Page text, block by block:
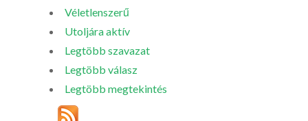
Véletlenszerű
Utoljára aktív
Legtöbb szavazat
Legtöbb válasz
Legtöbb megtekintés